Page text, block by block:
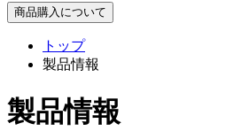
商品購入について
トップ
製品情報
製品情報